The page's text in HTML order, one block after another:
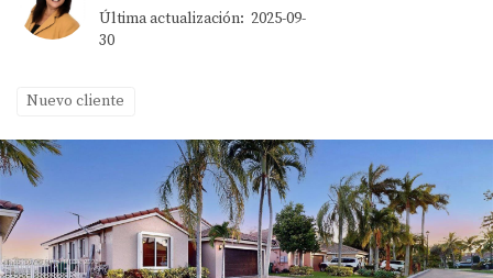
Última actualización: 2025-09-
30
Nuevo cliente